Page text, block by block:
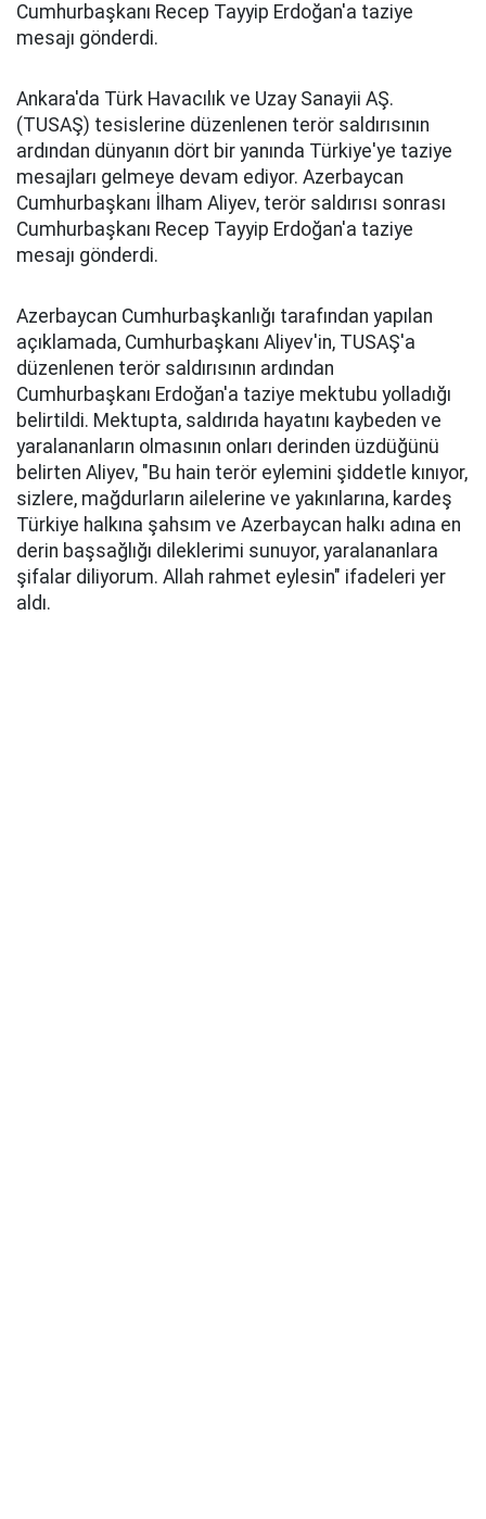
Cumhurbaşkanı Recep Tayyip Erdoğan'a taziye
mesajı gönderdi.
Ankara'da Türk Havacılık ve Uzay Sanayii AŞ.
(TUSAŞ) tesislerine düzenlenen terör saldırısının
ardından dünyanın dört bir yanında Türkiye'ye taziye
mesajları gelmeye devam ediyor. Azerbaycan
Cumhurbaşkanı İlham Aliyev, terör saldırısı sonrası
Cumhurbaşkanı Recep Tayyip Erdoğan'a taziye
mesajı gönderdi.
Azerbaycan Cumhurbaşkanlığı tarafından yapılan
açıklamada, Cumhurbaşkanı Aliyev'in, TUSAŞ'a
düzenlenen terör saldırısının ardından
Cumhurbaşkanı Erdoğan'a taziye mektubu yolladığı
belirtildi. Mektupta, saldırıda hayatını kaybeden ve
yaralananların olmasının onları derinden üzdüğünü
belirten Aliyev, "Bu hain terör eylemini şiddetle kınıyor,
sizlere, mağdurların ailelerine ve yakınlarına, kardeş
Türkiye halkına şahsım ve Azerbaycan halkı adına en
derin başsağlığı dileklerimi sunuyor, yaralananlara
şifalar diliyorum. Allah rahmet eylesin" ifadeleri yer
aldı.